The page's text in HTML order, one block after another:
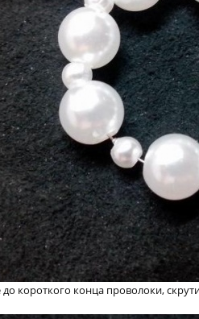
до короткого конца проволоки,